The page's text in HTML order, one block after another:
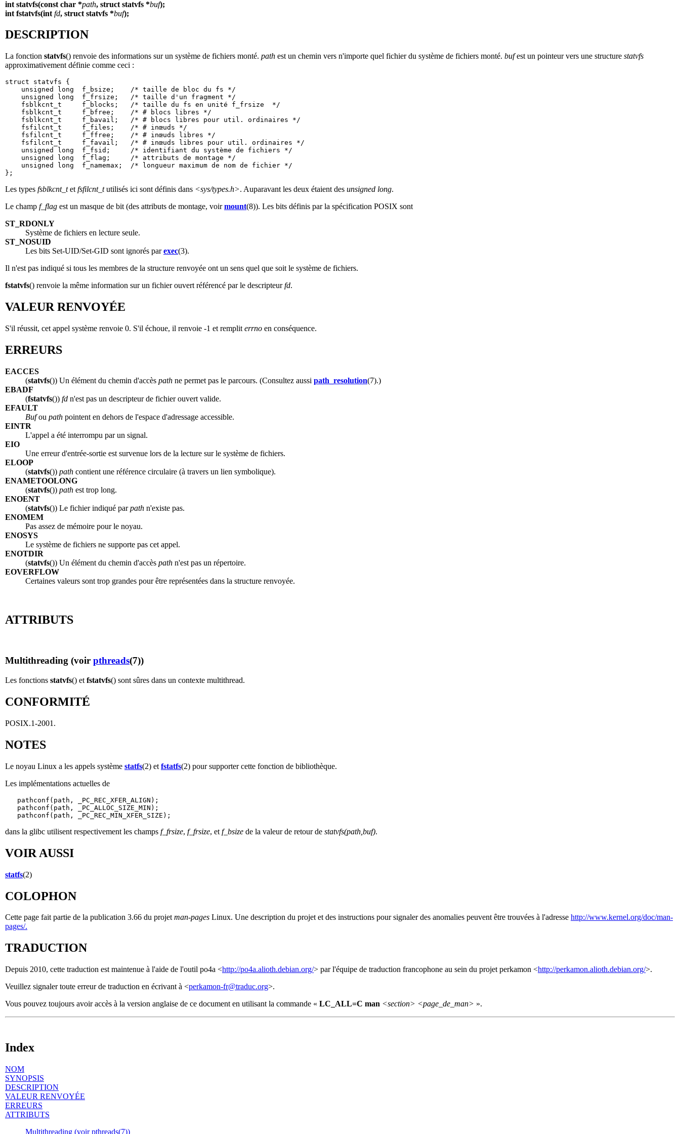
int statvfs(const char *path, struct statvfs *buf);
int fstatvfs(int fd, struct statvfs *buf);
DESCRIPTION
La fonction statvfs() renvoie des informations sur un système de fichiers monté. path est un chemin vers n'importe quel fichier du système de fichiers monté. bufest un pointeur vers une structure statvfs
approximativement définie comme ceci :
struct statvfs {
    unsigned long  f_bsize;    /* taille de bloc du fs */
    unsigned long  f_frsize;   /* taille d'un fragment */
    fsblkcnt_t     f_blocks;   /* taille du fs en unité f_frsize  */
    fsblkcnt_t     f_bfree;    /* # blocs libres */
    fsblkcnt_t     f_bavail;   /* # blocs libres pour util. ordinaires */
    fsfilcnt_t     f_files;    /* # inœuds */
    fsfilcnt_t     f_ffree;    /* # inœuds libres */
    fsfilcnt_t     f_favail;   /* # inœuds libres pour util. ordinaires */
    unsigned long  f_fsid;     /* identifiant du système de fichiers */
    unsigned long  f_flag;     /* attributs de montage */
    unsigned long  f_namemax;  /* longueur maximum de nom de fichier */
Les types fsblkcnt_tet fsfilcnt_tutilisés ici sont définis dans <sys/types.h>. Auparavant les deux étaient des unsigned long.
Le champ f_flag est un masque de bit (des attributs de montage, voirmount(8)). Les bits définis par la spécification POSIX sont
ST_RDONLY
Système de fichiers en lecture seule.
ST_NOSUID
Les bits Set-UID/Set-GID sont ignorés parexec(3).
Il n'est pas indiqué si tous les membres de la structure renvoyée ont un sens quel que soit le système de fichiers.
fstatvfs() renvoie la même information sur un fichier ouvert référencé par le descripteurfd.
VALEUR RENVOYÉE
S'il réussit, cet appel système renvoie 0. S'il échoue, il renvoie -1 et remplit errno en conséquence.
ERREURS
EACCES
(statvfs()) Un élément du chemin d'accès path ne permet pas le parcours. (Consultez aussi path_resolution(7).)
EBADF
(fstatvfs()) fd n'est pas un descripteur de fichier ouvert valide.
EFAULT
Bufou path pointent en dehors de l'espace d'adressage accessible.
EINTR
L'appel a été interrompu par un signal.
EIO
Une erreur d'entrée-sortie est survenue lors de la lecture sur le système de fichiers.
ELOOP
(statvfs()) path contient une référence circulaire (à travers un lien symbolique).
ENAMETOOLONG
(statvfs()) path est trop long.
ENOENT
(statvfs()) Le fichier indiqué parpath n'existe pas.
ENOMEM
Pas assez de mémoire pour le noyau.
ENOSYS
Le système de fichiers ne supporte pas cet appel.
ENOTDIR
(statvfs()) Un élément du chemin d'accès path n'est pas un répertoire.
EOVERFLOW
Certaines valeurs sont trop grandes pour être représentées dans la structure renvoyée.
ATTRIBUTS
Multithreading (voir pthreads(7))
Les fonctions statvfs() et fstatvfs() sont sûres dans un contexte multithread.
CONFORMITÉ
POSIX.1-2001.
NOTES
Le noyau Linux a les appels système statfs(2) et fstatfs(2) pour supporter cette fonction de bibliothèque.
Les implémentations actuelles de
   pathconf(path, _PC_REC_XFER_ALIGN);
   pathconf(path, _PC_ALLOC_SIZE_MIN);
dans la glibc utilisent respectivement les champs f_frsize, f_frsize, et f_bsize de la valeur de retour de statvfs(path,buf).
VOIR AUSSI
statfs(2)
COLOPHON
Cette page fait partie de la publication 3.66 du projetman-pages Linux. Une description du projet et des instructions pour signaler des anomalies peuvent être trouvées à l'adresse http://www.kernel.org/doc/man-
pages/.
TRADUCTION
Depuis 2010, cette traduction est maintenue à l'aide de l'outil po4a <http://po4a.alioth.debian.org/> par l'équipe de traduction francophone au sein du projet perkamon <http://perkamon.alioth.debian.org/>.
Veuillez signaler toute erreur de traduction en écrivant à <perkamon-fr@traduc.org>.
Vous pouvez toujours avoir accès à la version anglaise de ce document en utilisant la commande « LC_ALL=C man <section> <page_de_man> ».
Index
NOM
SYNOPSIS
DESCRIPTION
VALEUR RENVOYÉE
ERREURS
ATTRIBUTS
Multithreading (voir pthreads(7))